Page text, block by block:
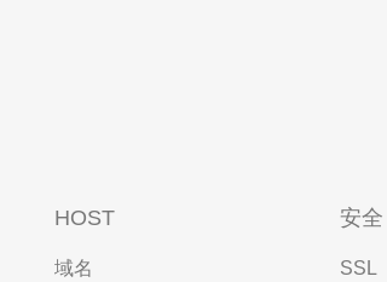
HOST
域名
安全
SSL